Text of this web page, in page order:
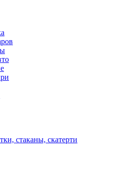
стаканы, скатерти